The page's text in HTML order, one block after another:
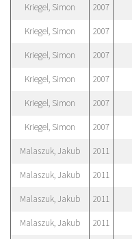
Kriegel, Simon 2007
Kriegel, Simon 2007
Kriegel, Simon 2007
Kriegel, Simon 2007
Kriegel, Simon 2007
Kriegel, Simon 2007
Malaszuk, Jakub 2011
Malaszuk, Jakub 2011
Malaszuk, Jakub 2011
Malaszuk, Jakub 2011